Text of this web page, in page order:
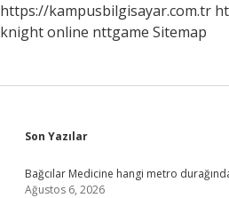
https://kampusbilgisayar.com.tr
knight online nttgame Sitemap
Sidebar
Son Yazılar
Bağcılar Medicine hangi metro
Ağustos 6, 2026